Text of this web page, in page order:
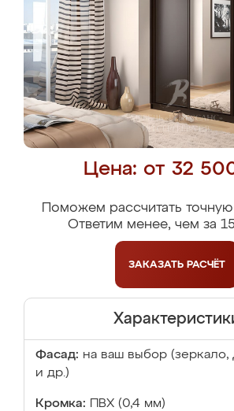
Цена: от 32
Поможем рассчитать точную
Ответим менее, чем за
ЗАКАЗАТЬ РАСЧЁТ
Фасад: на ваш выбор
и др.)
Кромка: ПВХ (0,4 мм)